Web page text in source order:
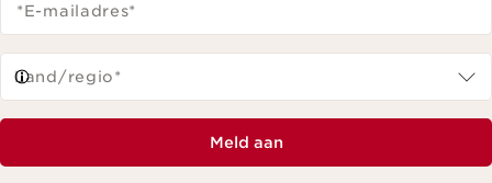
*E-mailadres*
Land/regio*
Meld aan